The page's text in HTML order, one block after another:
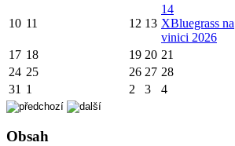
10 11 12 13
14
XBluegrass na
vinici 2026
17 18 19 20 21
24 25 26 27 28
31 1 2 3 4
Obsah